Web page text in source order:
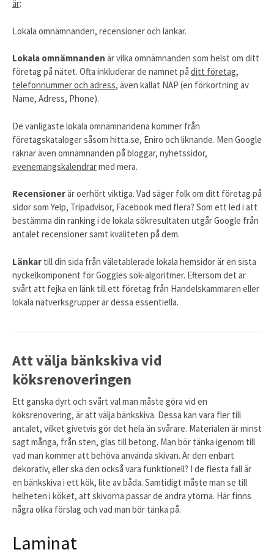
är:
Lokala omnämnanden, recensioner och länkar.
Lokala omnämnanden är vilka omnämnanden som helst om ditt
företag på nätet. Ofta inkluderar de namnet på ditt företag,
telefonnummer och adress, även kallat NAP (en förkortning av
Name, Adress, Phone).
De vanligaste lokala omnämnandena kommer från
företagskataloger såsom hitta.se, Eniro och liknande. Men Google
räknar även omnämnanden på bloggar, nyhetssidor,
evenemangskalendrarmed mera.
Recensionerär oerhört viktiga. Vad säger folk om ditt företag på
sidor som Yelp, Tripadvisor, Facebook med flera? Som ett led i att
bestämma din ranking i de lokala sökresultaten utgår Google från
antalet recensioner samt kvaliteten på dem.
Länkar till din sida från väletablerade lokala hemsidor är en sista
nyckelkomponent för Goggles sök-algoritmer. Eftersom det är
svårt att fejka en länk till ett företag från Handelskammaren eller
lokala nätverksgrupper är dessa essentiella.
Att välja bänkskiva vid
köksrenoveringen
Ett ganska dyrt och svårt val man måste göra vid en
köksrenovering, är att välja bänkskiva. Dessa kan vara fler till
antalet, vilket givetvis gör det hela än svårare. Materialen är minst
sagt många, från sten, glas till betong. Man bör tänka igenom till
vad man kommer att behöva använda skivan. Är den enbart
dekorativ, eller ska den också vara funktionell? I de flesta fall är
en bänkskiva i ett kök, lite av båda. Samtidigt måste man se till
helheten i köket, att skivorna passar de andra ytorna. Här finns
några olika förslag och vad man bör tänka på.
Laminat